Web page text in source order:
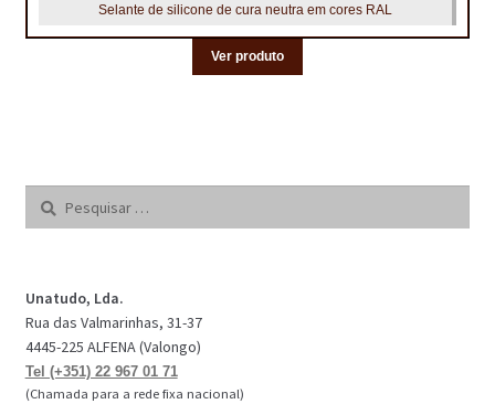
Selante de silicone de cura neutra em cores RAL
Ver produto
Pesquisar
Unatudo, Lda.
Rua das Valmarinhas, 31-37
4445-225 ALFENA (Valongo)
Tel (+351) 22 967 01 71
(Chamada para a rede fixa nacional)